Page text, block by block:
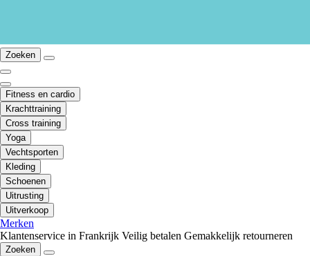
Zoeken
Fitness en cardio
Krachttraining
Cross training
Yoga
Vechtsporten
Kleding
Schoenen
Uitrusting
Uitverkoop
Merken
Klantenservice in Frankrijk Veilig betalen Gemakkelijk retourneren
Zoeken